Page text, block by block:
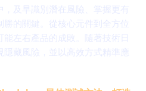
及早識別潛在風險、掌握更有
的關鍵。從核心元件到全方位
左右產品的成敗。隨著技術日
藏風險，並以高效方式精準應